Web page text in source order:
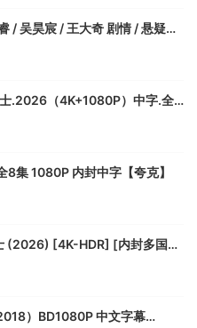
.2026（4K+1080P）中字.全8
1080P 内封中字【夸克】
(2026) [4K-HDR] [内封多国字
）BD1080P 中文字幕